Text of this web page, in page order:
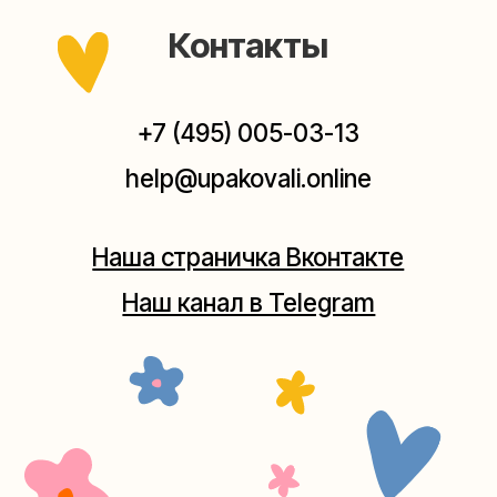
(как пройти)
Москва, ул.Таганская, дом 25-27
(как пройти)
Мастерская на Плющихе
Мастерская на Таганке
+7 (980) 495-03-13
+7 (980) 156-03-13